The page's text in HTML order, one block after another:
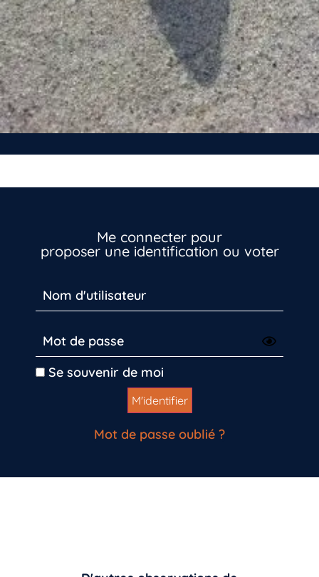
Me connecter pour
proposer une identification ou voter
Se souvenir de moi
Mot de passe oublié ?
Vous n’êtes pas encore inscrit à Biolit ?